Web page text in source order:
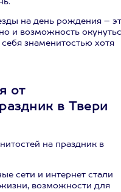
на день рождения –
и возможность
знаменитостью хотя
от
в Твери
на праздник в
сети и интернет стали
возможности для